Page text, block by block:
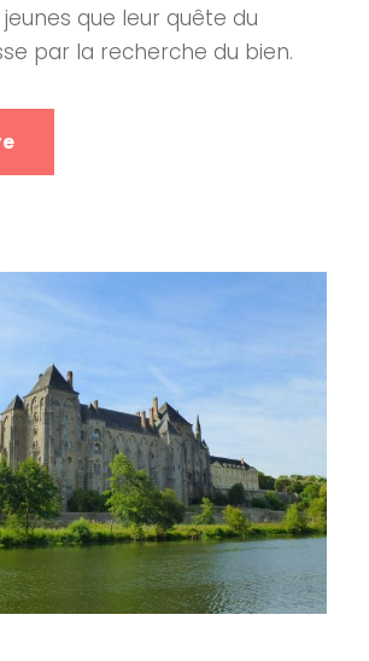
que leur quête du
par la recherche du bien.